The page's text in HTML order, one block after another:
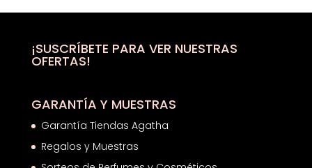
desde
hasta
¡SUSCRÍBETE PARA VER NUESTRAS
OFERTAS!
GARANTÍA Y MUESTRAS
Garantía Tiendas Agatha
Regalos y Muestras